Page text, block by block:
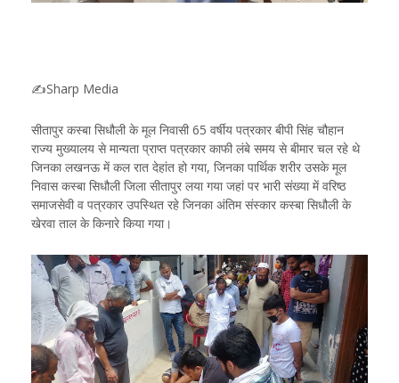
✍Sharp Media
सीतापुर कस्बा सिधौली के मूल निवासी 65 वर्षीय पत्रकार बीपी सिंह चौहान
राज्य मुख्यालय से मान्यता प्राप्त पत्रकार काफी लंबे समय से बीमार चल रहे थे
जिनका लखनऊ में कल रात देहांत हो गया, जिनका पार्थिक शरीर उसके मूल
निवास कस्बा सिधौली जिला सीतापुर लया गया जहां पर भारी संख्या में वरिष्ठ
समाजसेवी व पत्रकार उपस्थित रहे जिनका अंतिम संस्कार कस्बा सिधौली के
खेरवा ताल के किनारे किया गया।